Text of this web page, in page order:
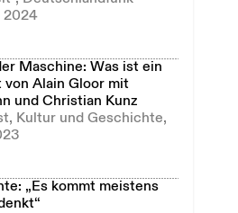
2024
Maschine: Was ist ein
von Alain Gloor mit
und Christian Kunz
Kultur und Geschichte,
„Es kommt meistens